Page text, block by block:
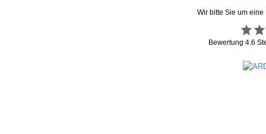
Wir bitte Sie um
Bewertung4.6